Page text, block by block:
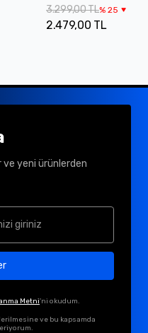
3.299,00 TL% 25
2.479,00 TL
ve yeni ürünlerden
Metni'ni okudum.
ve bu kapsamda